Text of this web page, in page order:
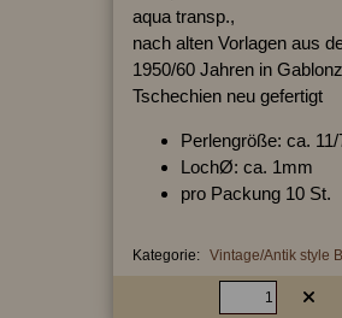
aqua transp.,
nach alten Vorlagen aus
1950/60 Jahren in Gablonz
Tschechien neu gefertigt
Perlengröße: ca.
LochØ: ca. 1mm
pro Packung 10 St.
Kategorie: Vintage/Antik style